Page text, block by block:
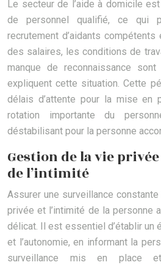
Le secteur de l’aide à domicile
de personnel qualifié, ce qui
recrutement d’aidants
des salaires, les conditions de
manque de reconnaissance
expliquent cette situation. Cette
délais d’attente pour la mise en
rotation importante du
déstabilisant pour la personne
Gestion de la vie
de l’intimité
Assurer une surveillance
privée et l’intimité de la personne
délicat. Il est essentiel d’établir un
et l’autonomie, en informant la
surveillance mis en place